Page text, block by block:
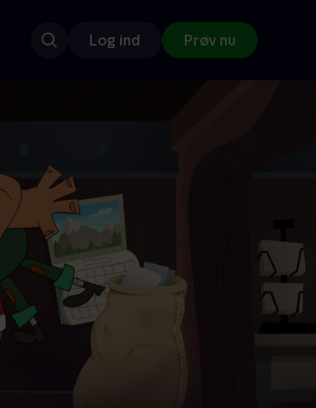
Log ind Prøv nu